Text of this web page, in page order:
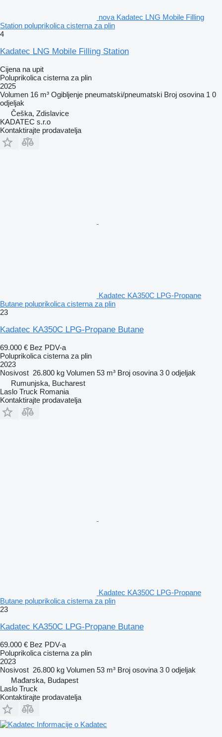
nova Kadatec LNG Mobile Filling
Station poluprikolica cisterna za plin
4
Kadatec LNG Mobile Filling Station
Cijena na upit
Poluprikolica cisterna za plin
2025
Volumen 16 m³ Ogibljenje pneumatski/pneumatski Broj osovina 1 0
odjeljak
Češka, Zdislavice
KADATEC s.r.o
Kontaktirajte prodavatelja
Kadatec KA350C LPG-Propane
Butane poluprikolica cisterna za plin
23
Kadatec KA350C LPG-Propane Butane
69.000 € Bez PDV-a
Poluprikolica cisterna za plin
2023
Nosivost 26.800 kg Volumen 53 m³ Broj osovina 3 0 odjeljak
Rumunjska, Bucharest
Laslo Truck Romania
Kontaktirajte prodavatelja
Kadatec KA350C LPG-Propane
Butane poluprikolica cisterna za plin
23
Kadatec KA350C LPG-Propane Butane
69.000 € Bez PDV-a
Poluprikolica cisterna za plin
2023
Nosivost 26.800 kg Volumen 53 m³ Broj osovina 3 0 odjeljak
Mađarska, Budapest
Laslo Truck
Kontaktirajte prodavatelja
Informacije o Kadatec